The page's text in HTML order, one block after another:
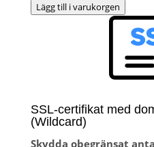
Lägg till i varukorgen
SSL-certifikat med
(Wildcard)
Skydda obegränsat